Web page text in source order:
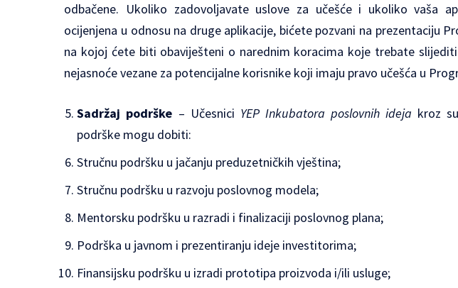
odbačene. Ukoliko zadovoljavate uslove za učešće i ukoliko vaša
ocijenjena u odnosu na druge aplikacije, bićete pozvani na prezentaciju
na kojoj ćete biti obaviješteni o narednim koracima koje trebate
nejasnoće vezane za potencijalne korisnike koji imaju pravo učešća u
Sadržaj podrške – Učesnici YEP Inkubatora poslovnih ideja kroz
podrške mogu dobiti:
Stručnu podršku u jačanju preduzetničkih vještina;
Stručnu podršku u razvoju poslovnog modela;
Mentorsku podršku u razradi i finalizaciji poslovnog plana;
Podrška u javnom i prezentiranju ideje investitorima;
Finansijsku podršku u izradi prototipa proizvoda i/ili usluge;